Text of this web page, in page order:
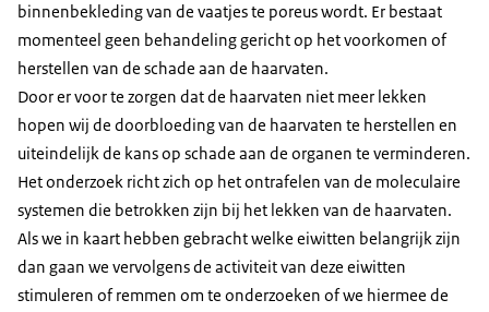
binnenbekleding van de vaatjes te poreus wordt. Er bestaat
momenteel geen behandeling gericht op het voorkomen of
herstellen van de schade aan de haarvaten.
Door er voor te zorgen dat de haarvaten niet meer lekken
hopen wij de doorbloeding van de haarvaten te herstellen en
uiteindelijk de kans op schade aan de organen te verminderen.
Het onderzoek richt zich op het ontrafelen van de moleculaire
systemen die betrokken zijn bij het lekken van de haarvaten.
Als we in kaart hebben gebracht welke eiwitten belangrijk zijn
dan gaan we vervolgens de activiteit van deze eiwitten
stimuleren of remmen om te onderzoeken of we hiermee de